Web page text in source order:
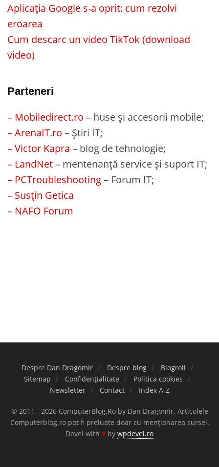
Aplicația Google s-a oprit: cum rezolvi
eroarea
Cum descarc un video TikTok (download
video)
Parteneri
– Mobiledirect.ro – huse și accesorii mobile;
– ArenaIT.ro – Știri IT;
– Victor Kapra – blog de tehnologie;
– LandNet– mentenanță service și suport IT;
– PCTroubleshooting– Forum IT;
– Susțin Getica
– NAFO Forum
Despre Dan Dragomir Despre blog
Blogroll
Sitemap
Confidențialitate
Politica cookies
Newsletter
Contact Index A-Z
© 2011 - 2026 ComputerBlog.Ro by Dan Dragomir. Articolele
Computerblog.ro pot fi preluate doar cu menționarea sursei.
Devel with ♥ by wpdevel.ro